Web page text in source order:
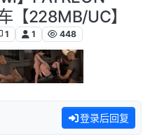
【228MB/UC】
1 1 448
登录后回复